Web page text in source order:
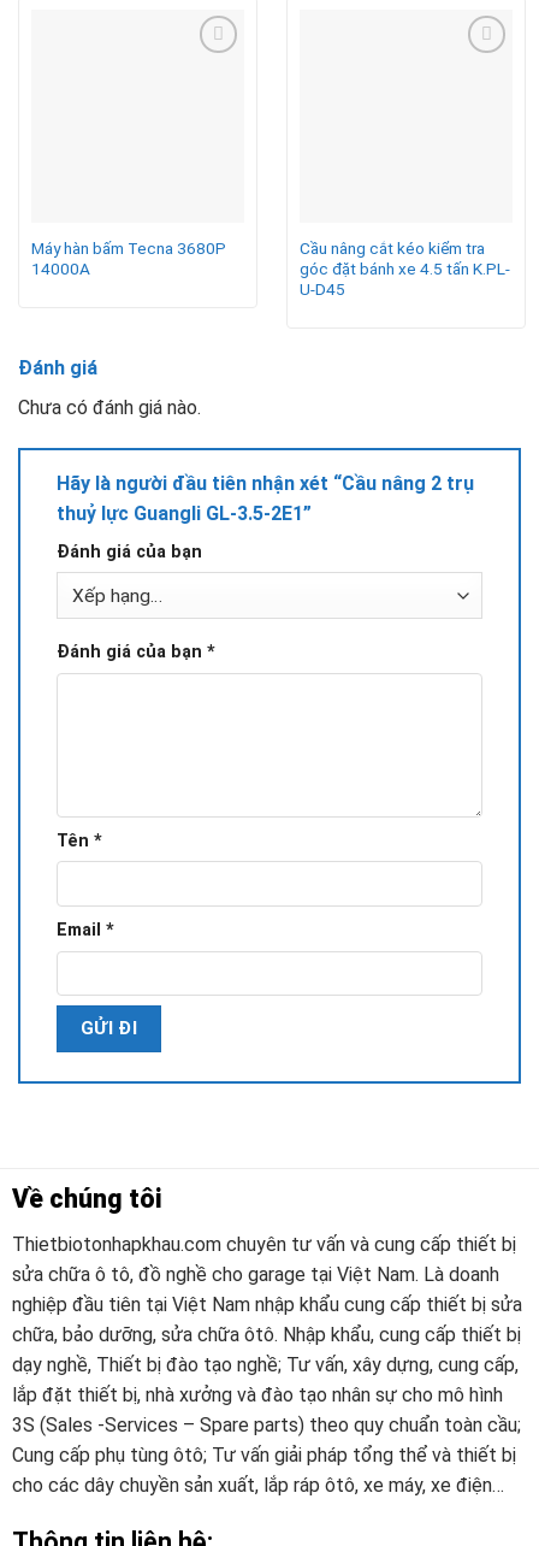
Máy hàn bấm Tecna 3680P
14000A
Cầu nâng cắt kéo kiểm tra
góc đặt bánh xe 4.5 tấn K.PL-
U-D45
Đánh giá
Chưa có đánh giá nào.
Hãy là người đầu tiên nhận xét “Cầu nâng 2 trụ
thuỷ lực Guangli GL-3.5-2E1”
Đánh giá của bạn
Đánh giá của bạn *
Tên *
Email *
Về chúng tôi
Thietbiotonhapkhau.com chuyên tư vấn và cung cấp thiết bị
sửa chữa ô tô, đồ nghề cho garage tại Việt Nam. Là doanh
nghiệp đầu tiên tại Việt Nam nhập khẩu cung cấp thiết bị sửa
chữa, bảo dưỡng, sửa chữa ôtô. Nhập khẩu, cung cấp thiết bị
dạy nghề, Thiết bị đào tạo nghề; Tư vấn, xây dựng, cung cấp,
lắp đặt thiết bị, nhà xưởng và đào tạo nhân sự cho mô hình
3S (Sales -Services – Spare parts) theo quy chuẩn toàn cầu;
Cung cấp phụ tùng ôtô; Tư vấn giải pháp tổng thể và thiết bị
cho các dây chuyền sản xuất, lắp ráp ôtô, xe máy, xe điện…